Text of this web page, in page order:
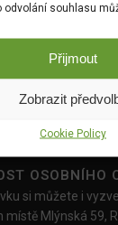
odvolání souhlasu
Přijmout
Zobrazit
Cookie Policy
ZDARMA
objednávekod
30 Kg,je zdarma.
PRODUKTY
zahrad.
OSOBNÍHO
si můžete i
místě Mlýnská 59,